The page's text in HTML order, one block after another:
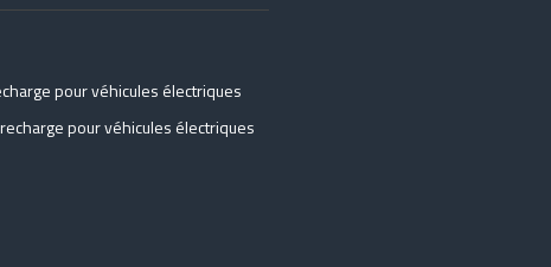
pour véhicules électriques
pour véhicules électriques